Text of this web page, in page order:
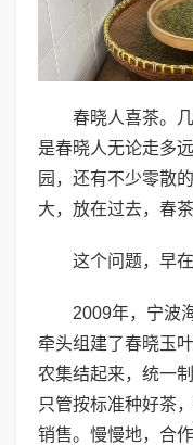
春晓人喜茶。
是春晓人无论走多
园，还有不少零散
大，放在过去，春
这个问题，早
2009年，宁波
牵头组建了春晓玉
农集结起来，统一
只管按标准种好茶
销售。慢慢地，合作